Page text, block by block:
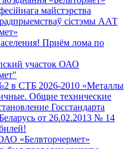
майстэрства
сістэмы ААТ
Приём лома по
участок ОАО
в СТБ 2026-2010 «Металлы
Общие технические
Госстандарта
от 26.02.2013 № 14
«Белвторчермет»